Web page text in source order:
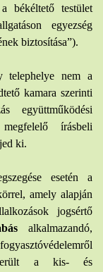
békéltető testület
egyezség
biztosítása”).
telephelye nem a
kamara szerinti
együttműködési
írásbeli
ki.
esetén a
amely alapján
jogsértő
alkalmazandó,
került a kis- és